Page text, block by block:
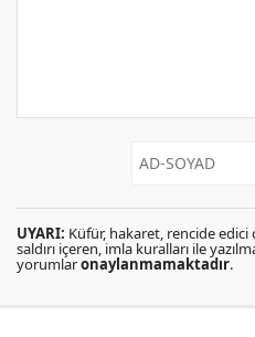
UYARI: Küfür, hakaret, rencide
saldırı içeren, imla kuralları ile
yorumlaronaylanmamaktadır.